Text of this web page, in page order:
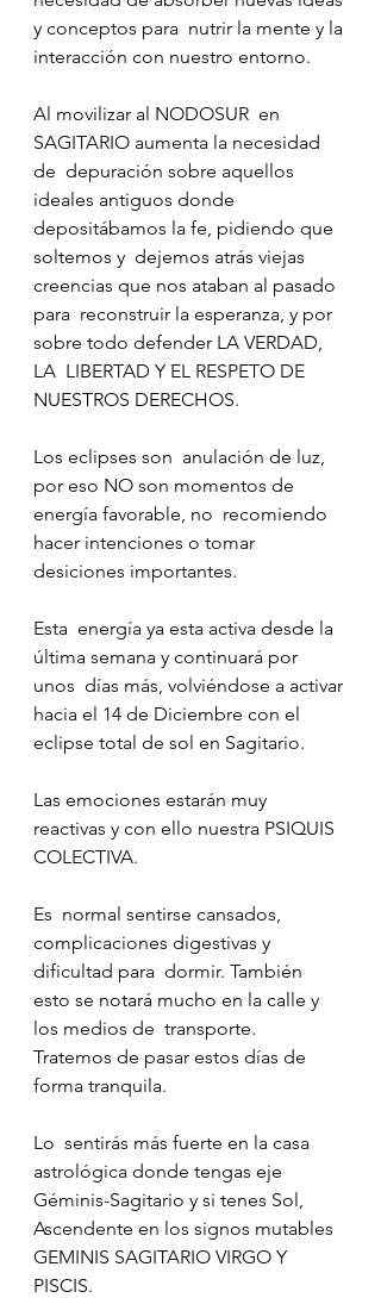
y conceptos para  nutrir la mente y la
interacción con nuestro entorno.
Al movilizar al NODOSUR  en
SAGITARIO aumenta la necesidad
de  depuración sobre aquellos
ideales antiguos donde
depositábamos la fe, pidiendo que
soltemos y  dejemos atrás viejas
creencias que nos ataban al pasado
para  reconstruir la esperanza, y por
sobre todo defender LA VERDAD,
LA  LIBERTAD Y EL RESPETO DE
NUESTROS DERECHOS.
Los eclipses son  anulación de luz,
por eso NO son momentos de
energía favorable, no  recomiendo
hacer intenciones o tomar
desiciones importantes.
Esta  energía ya esta activa desde la
última semana y continuará por
unos  días más, volviéndose a activar
hacia el 14 de Diciembre con el
eclipse total de sol en Sagitario.
Las emociones estarán muy
reactivas y con ello nuestra PSIQUIS
COLECTIVA.
Es  normal sentirse cansados,
complicaciones digestivas y
dificultad para  dormir. También
esto se notará mucho en la calle y
los medios de  transporte.
Tratemos de pasar estos días de
forma tranquila.
Lo  sentirás más fuerte en la casa
astrológica donde tengas eje
Géminis-Sagitario y si tenes Sol,
Ascendente en los signos mutables
GEMINIS SAGITARIO VIRGO Y
PISCIS.